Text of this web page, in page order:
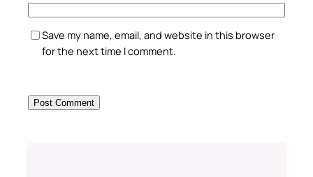
Save my name, email, and website in this browser
for the next time I comment.